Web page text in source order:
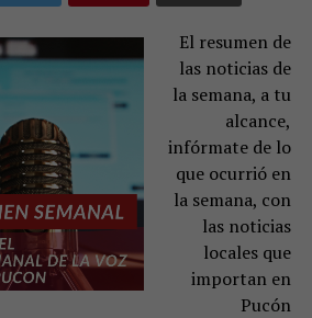
El resumen de
las noticias de
la semana, a tu
alcance,
infórmate de lo
que ocurrió en
la semana, con
las noticias
locales que
importan en
Pucón